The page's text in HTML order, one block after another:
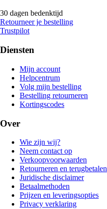
30 dagen bedenktijd
Retourneer je bestelling
Trustpilot
Diensten
Mijn account
Helpcentrum
Volg mijn bestelling
Bestelling retourneren
Kortingscodes
Over
Wie zijn wij?
Neem contact op
Verkoopvoorwaarden
Retourneren en terugbetalen
Juridische disclaimer
Betaalmethoden
Prijzen en leveringsopties
Privacy verklaring